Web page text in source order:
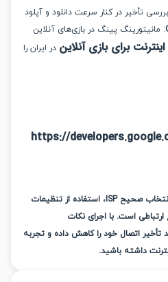
در کنار سرعت دانلود و آپلود
پینگ در بازی‌های آنلاین
بازی آنلایندر ایران را
https://
بهترین پینگ به ایران نیازمند انتخاب صحیح ISP، استفاده از تنظیمات
با اجرای نکات
خود را کاهش داده و تجربه
باشید.